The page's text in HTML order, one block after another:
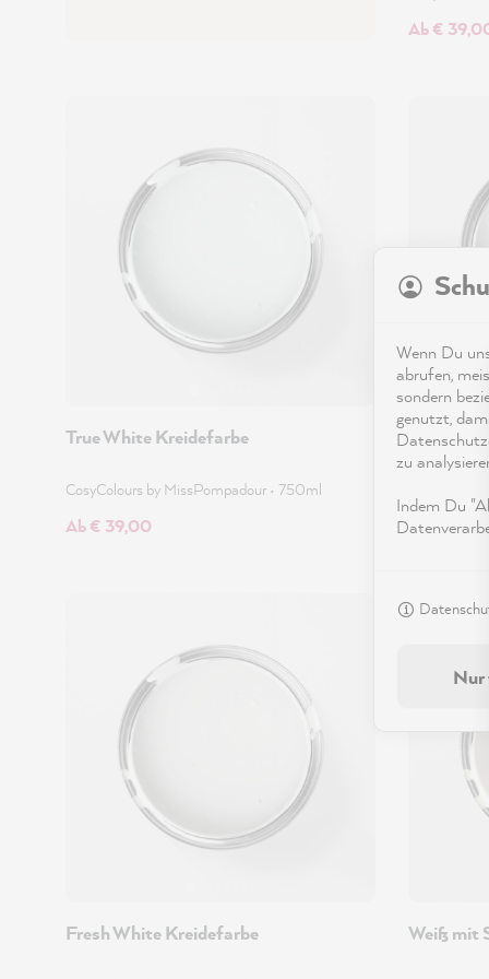
Ab €
True White Kreidefarbe
CosyColours by MissPompadour • 750ml
Ab € 39,00
Weiß &
Ab €
Fresh White Kreidefarbe
Beliebt
Weiß mit
Wenn Du
abrufen,
sondern
genutzt,
zu
Indem Du
Nur